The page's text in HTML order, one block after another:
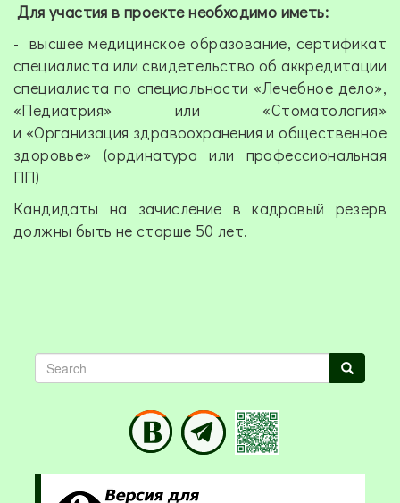
Для участия в проекте необходимо иметь:
- высшее медицинское образование, сертификат
специалиста или свидетельство об аккредитации
специалиста по специальности «Лечебное дело»,
«Педиатрия» или «Стоматология»
и «Организация здравоохранения и общественное
здоровье» (ординатура или профессиональная
ПП)
Кандидаты на зачисление в кадровый резерв
должны быть не старше 50 лет.
Search Search